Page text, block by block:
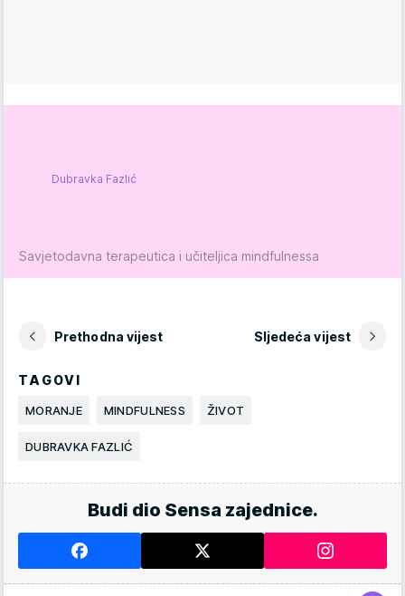
Dubravka Fazlić
Savjetodavna terapeutica i učiteljica mindfulnessa
Prethodna vijest Sljedeća vijest
TAGOVI
MORANJE MINDFULNESS ŽIVOT
DUBRAVKA FAZLIĆ
Budi dio Sensa zajednice.